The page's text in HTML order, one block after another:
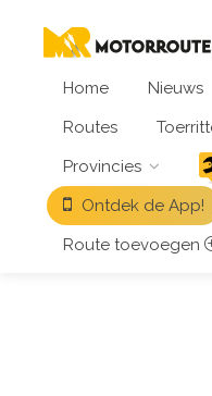
Home
Nieuws
Routes
Provincies
Ontdek de App!
Route toevoegen